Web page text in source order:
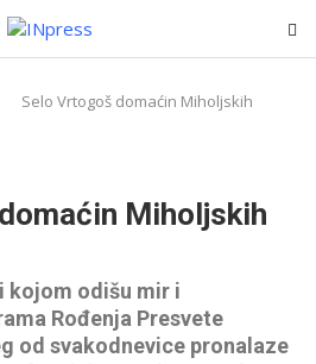
Selo Vrtogoš domaćin Miholjskih
Miholjskih
kojom odišu mir i
Rođenja Presvete
od svakodnevice pronalaze